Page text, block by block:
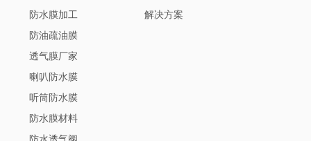
防水膜加工
防油疏油膜
透气膜厂家
喇叭防水膜
听筒防水膜
防水膜材料
解决方案